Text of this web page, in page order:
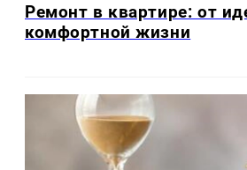
Ремонт в квартире: от
комфортной жизни